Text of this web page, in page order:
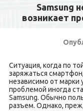
Samsung
возникает
Ситуация, когда по
заряжаться
независимо от марки
проблемой иногда
Samsung. Обычно
разъем. Однако,